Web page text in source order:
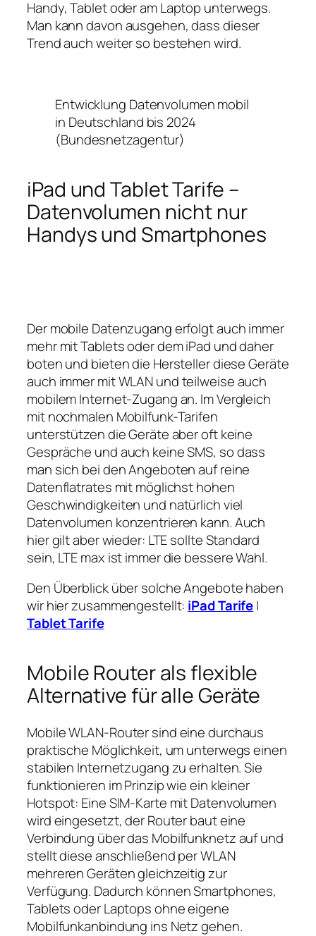
Handy, Tablet oder am Laptop unterwegs.
Man kann davon ausgehen, dass dieser
Trend auch weiter so bestehen wird.
Entwicklung Datenvolumen mobil
in Deutschland bis 2024
(Bundesnetzagentur)
iPad und Tablet Tarife –
Datenvolumen nicht nur
Handys und Smartphones
Der mobile Datenzugang erfolgt auch immer
mehr mit Tablets oder dem iPad und daher
boten und bieten die Hersteller diese Geräte
auch immer mit WLAN und teilweise auch
mobilem Internet-Zugang an. Im Vergleich
mit nochmalen Mobilfunk-Tarifen
unterstützen die Geräte aber oft keine
Gespräche und auch keine SMS, so dass
man sich bei den Angeboten auf reine
Datenflatrates mit möglichst hohen
Geschwindigkeiten und natürlich viel
Datenvolumen konzentrieren kann. Auch
hier gilt aber wieder: LTE sollte Standard
sein, LTE max ist immer die bessere Wahl.
Den Überblick über solche Angebote haben
wir hier zusammengestellt: iPad Tarife|
Tablet Tarife
Mobile Router als flexible
Alternative für alle Geräte
Mobile WLAN‑Router sind eine durchaus
praktische Möglichkeit, um unterwegs einen
stabilen Internetzugang zu erhalten. Sie
funktionieren im Prinzip wie ein kleiner
Hotspot: Eine SIM‑Karte mit Datenvolumen
wird eingesetzt, der Router baut eine
Verbindung über das Mobilfunknetz auf und
stellt diese anschließend per WLAN
mehreren Geräten gleichzeitig zur
Verfügung. Dadurch können Smartphones,
Tablets oder Laptops ohne eigene
Mobilfunkanbindung ins Netz gehen.